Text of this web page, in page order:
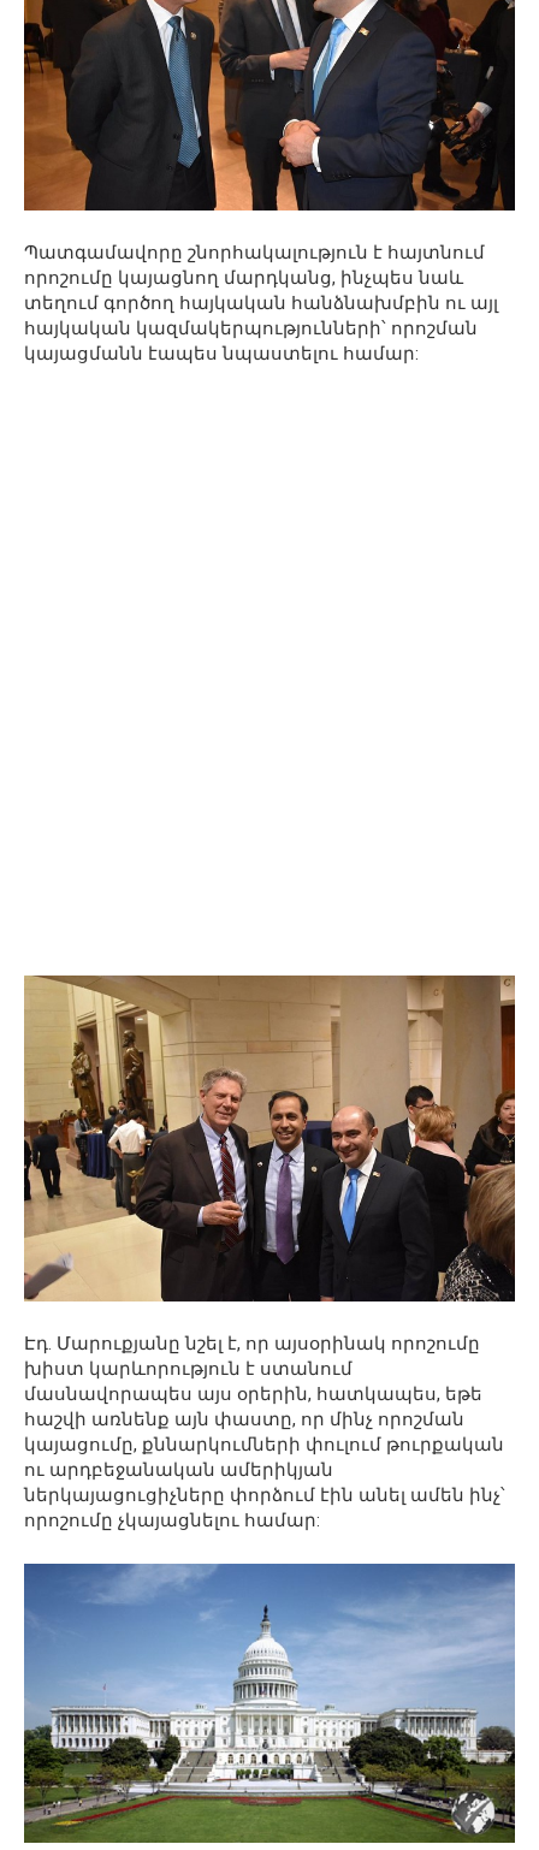
Պատգամավորը շնորհակալություն է հայտնում
որոշումը կայացնող մարդկանց, ինչպես նաև
տեղում գործող հայկական հանձնախմբին ու այլ
հայկական կազմակերպությունների՝ որոշման
կայացմանն էապես նպաստելու համար:
Էդ. Մարուքյանը նշել է, որ այսօրինակ որոշումը
խիստ կարևորություն է ստանում
մասնավորապես այս օրերին, հատկապես, եթե
հաշվի առնենք այն փաստը, որ մինչ որոշման
կայացումը, քննարկումների փուլում թուրքական
ու արդբեջանական ամերիկյան
ներկայացուցիչները փորձում էին անել ամեն ինչ՝
որոշումը չկայացնելու համար: